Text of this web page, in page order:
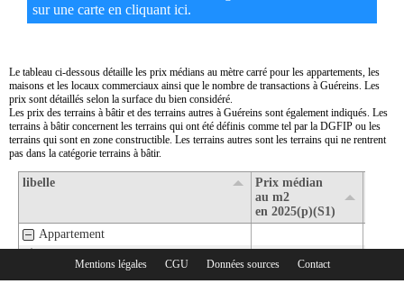
Mentions légales CGU Données sources Contact
Rubriques :
sur une carte en cliquant ici.
Le tableau ci-dessous détaille les prix médians au mètre carré pour les appartements, les
maisons et les locaux commerciaux ainsi que le nombre de transactions à Guéreins. Les
prix sont détaillés selon la surface du bien considéré.
Les prix des terrains à bâtir et des terrains autres à Guéreins sont également indiqués. Les
terrains à bâtir concernent les terrains qui ont été définis comme tel par la DGFIP ou les
terrains qui sont en zone constructible. Les terrains autres sont les terrains qui ne rentrent
pas dans la catégorie terrains à bâtir.
libelle
Prix médian
au m2
en 2025(p)(S1)
Appartement
2- Surface de 30 m2 à 80 m2